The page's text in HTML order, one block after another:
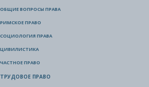
ОБЩИЕ ВОПРОСЫ ПРАВА
РИМСКОЕ ПРАВО
СОЦИОЛОГИЯ ПРАВА
ЦИВИЛИСТИКА
ЧАСТНОЕ ПРАВО
ТРУДОВОЕ ПРАВО